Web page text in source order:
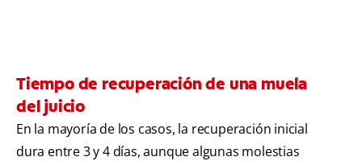
Tiempo de recuperación de una muela
del juicio
En la mayoría de los casos, la recuperación inicial
dura entre 3 y 4 días, aunque algunas molestias